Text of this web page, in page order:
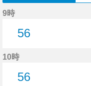
9時
56
10時
56